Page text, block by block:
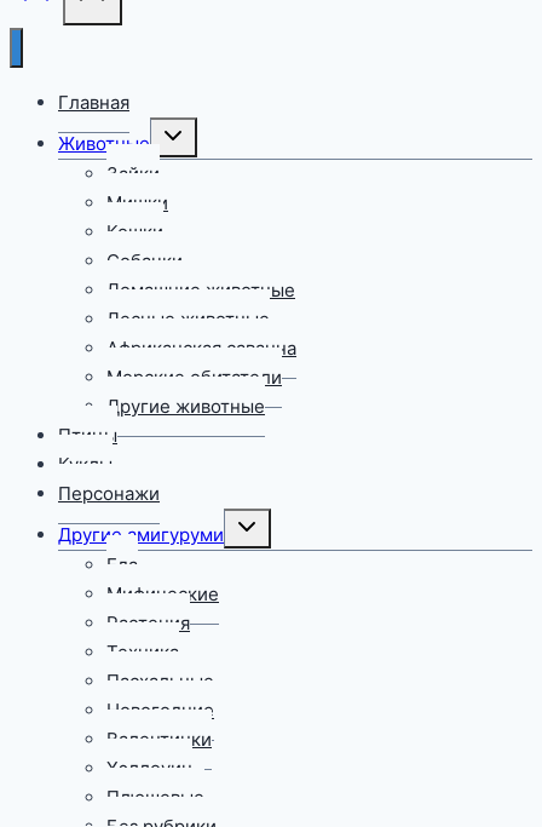
Главная
Животные
Переключить
меню
Зайки
Мишки
Кошки
Собачки
Домашние животные
Лесные животные
Африканская саванна
Морские обитатели
Другие животные
Птицы
Куклы
Персонажи
Другие амигуруми
Переключить
меню
Еда
Мифические
Растения
Техника
Пасхальные
Новогодние
Валентинки
Хэллоуин
Плюшевые